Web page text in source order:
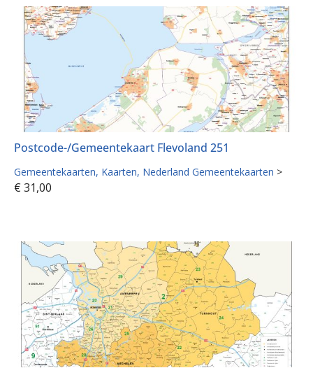
Postcode-/Gemeentekaart Flevoland 251
Gemeentekaarten Kaarten Nederland Gemeentekaarten >
€ 31,00